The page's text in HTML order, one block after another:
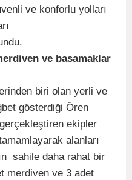
ve konforlu yolları
ve basamaklar
biri olan yerli ve
gösterdiği Ören
ekipler
alanları
sahile daha rahat bir
merdiven ve 3 adet